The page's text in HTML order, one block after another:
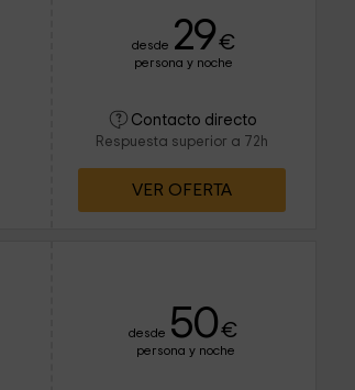
desde 29€
persona y noche
Contacto directo
Respuesta superior a 72h
VER OFERTA
desde 50€
persona y noche